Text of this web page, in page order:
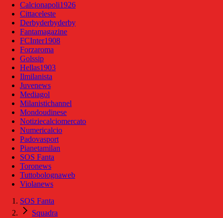
Calcionapoli1926
Cittaceleste
Derbyderbyderby
Fantamagazine
FCInter1908
Forzaroma
Golssip
Hellas1903
Ilmilanista
Juvenews
Mediagol
Milanistichannel
Mondoudinese
Notiziecalciomercato
Numericalcio
Padovasport
Pianetamilan
SOS Fanta
Toronews
Tuttobolognaweb
Violanews
SOS Fanta
Squadra